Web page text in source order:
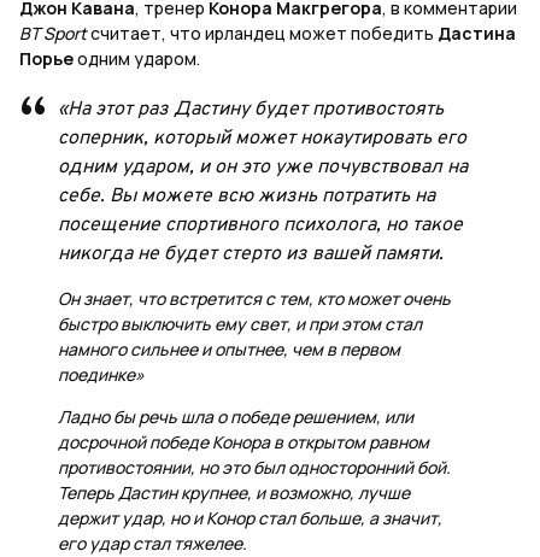
Джон Кавана, тренер Конора Макгрегора, в комментарии
BT Sportсчитает, что ирландец может победить Дастина
Порьеодним ударом.
«На этот раз Дастину будет противостоять
соперник, который может нокаутировать его
одним ударом, и он это уже почувствовал на
себе. Вы можете всю жизнь потратить на
посещение спортивного психолога, но такое
никогда не будет стерто из вашей памяти.
Он знает, что встретится с тем, кто может очень
быстро выключить ему свет, и при этом стал
намного сильнее и опытнее, чем в первом
поединке»
Ладно бы речь шла о победе решением, или
досрочной победе Конора в открытом равном
противостоянии, но это был односторонний бой.
Теперь Дастин крупнее, и возможно, лучше
держит удар, но и Конор стал больше, а значит,
его удар стал тяжелее.